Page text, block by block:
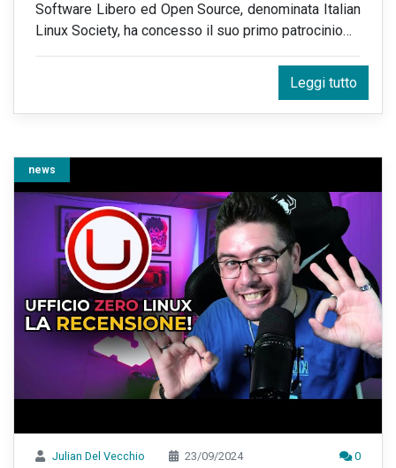
Software Libero ed Open Source, denominata Italian
Linux Society, ha concesso il suo primo patrocinio…
Leggi tutto
news
Julian Del Vecchio 23/09/2024 0